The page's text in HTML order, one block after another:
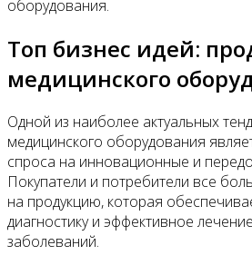
оборудования.
Топ бизнес идей:
медицинского
Одной из наиболее актуальных
медицинского оборудования
спроса на инновационные и
Покупатели и потребители все
на продукцию, которая
диагностику и эффективное
заболеваний.